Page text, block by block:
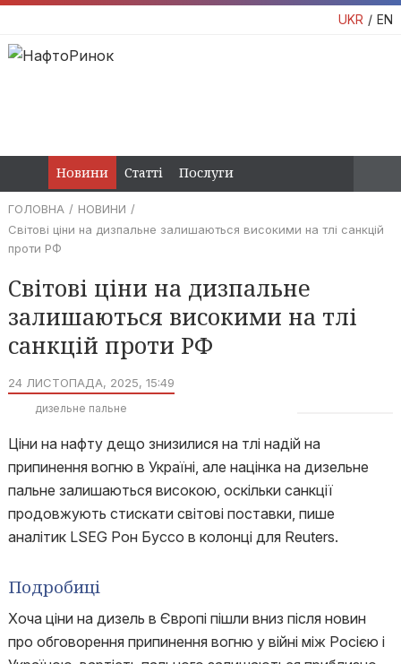
UKR EN
Новини Статті Послуги
ГОЛОВНА
НОВИНИ
Світові ціни на дизпальне залишаються високими на тлі санкцій
проти РФ
Світові ціни на дизпальне
залишаються високими на тлі
санкцій проти РФ
24 ЛИСТОПАДА, 2025, 15:49
дизельне пальне
Ціни на нафту дещо знизилися на тлі надій на
припинення вогню в Україні, але націнка на дизельне
пальне залишаються високою, оскільки санкції
продовжують стискати світові поставки, пише
аналітик LSEG Рон Буссо в колонці для Reuters.
Подробиці
Хоча ціни на дизель в Європі пішли вниз після новин
про обговорення припинення вогню у війні між Росією і